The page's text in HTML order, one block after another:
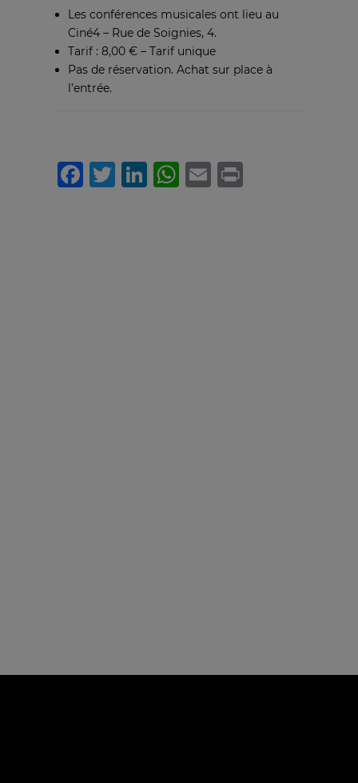
Les conférences musicales ont lieu au
Ciné4 – Rue de Soignies, 4.
Tarif : 8,00 € – Tarif unique
Pas de réservation. Achat sur place à
l’entrée.
Facebook
Twitter
LinkedIn
WhatsApp
Email